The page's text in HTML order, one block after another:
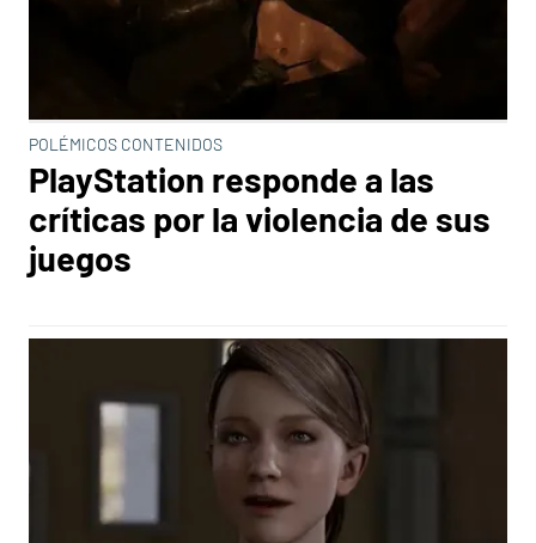
POLÉMICOS CONTENIDOS
PlayStation responde a las
críticas por la violencia de sus
juegos